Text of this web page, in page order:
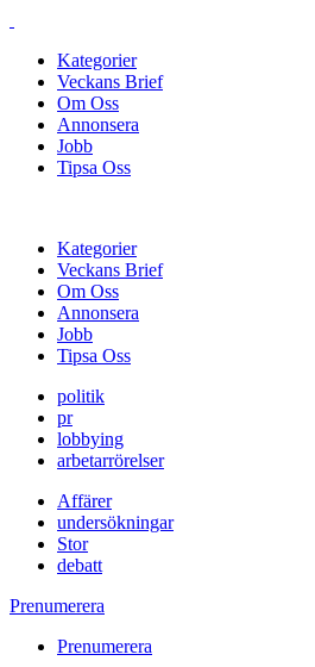
Kategorier
Veckans Brief
Om Oss
Annonsera
Jobb
Tipsa Oss
Kategorier
Veckans Brief
Om Oss
Annonsera
Jobb
Tipsa Oss
politik
pr
lobbying
arbetarrörelser
Affärer
undersökningar
Stor
debatt
Prenumerera
Prenumerera